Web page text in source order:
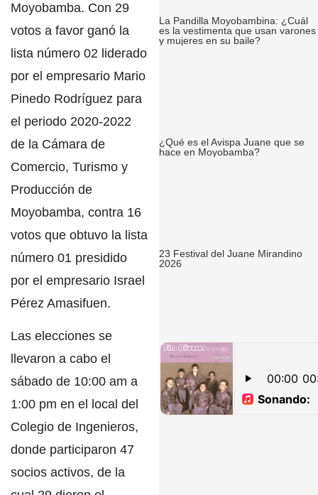
Moyobamba. Con 29
votos a favor ganó la
lista número 02 liderado
por el empresario Mario
Pinedo Rodríguez para
el periodo 2020-2022
de la Cámara de
Comercio, Turismo y
Producción de
Moyobamba, contra 16
votos que obtuvo la lista
número 01 presidido
por el empresario Israel
Pérez Amasifuen.
Las elecciones se
llevaron a cabo el
sábado de 10:00 am a
1:00 pm en el local del
Colegio de Ingenieros,
donde participaron 47
socios activos, de la
La Pandilla Moyobambina: ¿Cuál
es la vestimenta que usan varones
y mujeres en su baile?
¿Qué es el Avispa Juane que se
hace en Moyobamba?
23 Festival del Juane Mirandino
2026